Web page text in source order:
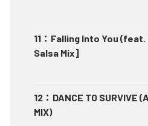
11 ： Falling Into You
Salsa Mix]
12 ： DANCE TO SURVIVE
MIX)